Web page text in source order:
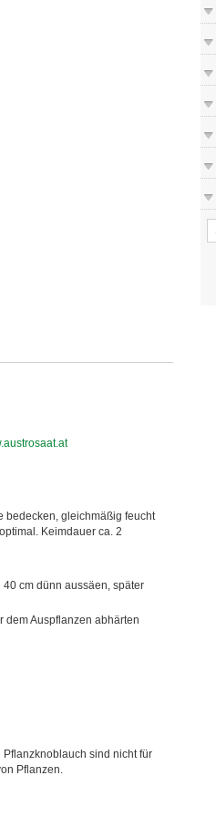
bedecken, gleichmäßig feucht
Keimdauer ca. 2
cm dünn aussäen, später
dem Auspflanzen abhärten
sind nicht für
Pflanzen.